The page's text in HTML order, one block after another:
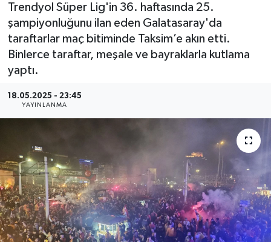
Trendyol Süper Lig'in 36. haftasında 25.
şampiyonluğunu ilan eden Galatasaray'da
taraftarlar maç bitiminde Taksim’e akın etti.
Binlerce taraftar, meşale ve bayraklarla kutlama
yaptı.
18.05.2025 - 23:45
YAYINLANMA
MAGAZİN
KÜLTÜR SANAT
SAĞLIK
BİLİM VE TEKNOLOJİ
KURUMSAL
Son Dakika Haberleri
Haber Arşivi